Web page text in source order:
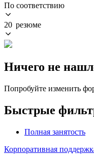
По соответствию
20 резюме
Ничего не
Попробуйте изменить
Быстрые
Полная занятость
Корпоративная